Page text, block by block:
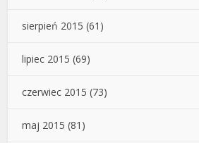
sierpień 2015 (61)
lipiec 2015 (69)
czerwiec 2015 (73)
maj 2015 (81)